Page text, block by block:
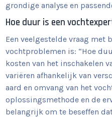
grondige analyse en
Hoe duur is een
Een veelgestelde vraag
vochtproblemen is: “Hoe
kosten van het inschakelen
variëren afhankelijk van
aard en omvang van het
oplossingsmethode en de
belangrijk om te beseffen